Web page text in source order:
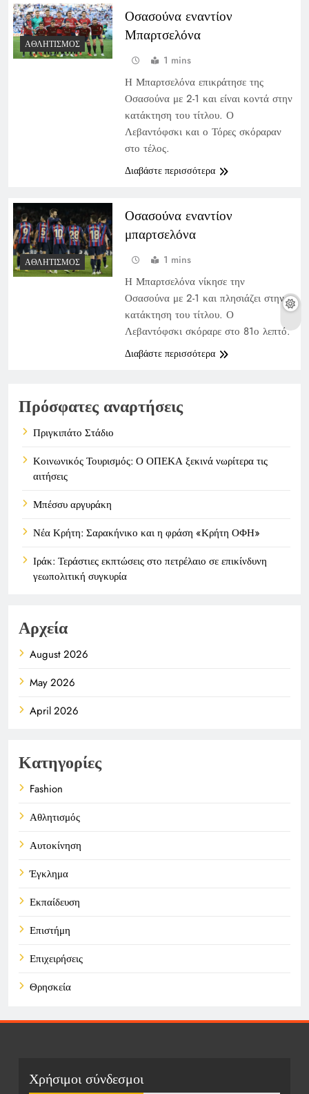
ΑΘΛΗΤΙΣΜΌΣ
Οσασούνα εναντίον
Μπαρτσελόνα
1 mins
Η Μπαρτσελόνα επικράτησε της
Οσασούνα με 2-1 και είναι κοντά στην
κατάκτηση του τίτλου. Ο
Λεβαντόφσκι και ο Τόρες σκόραραν
στο τέλος.
Διαβάστε περισσότερα
ΑΘΛΗΤΙΣΜΌΣ
Οσασούνα εναντίον
μπαρτσελόνα
1 mins
Η Μπαρτσελόνα νίκησε την
Οσασούνα με 2-1 και πλησιάζει στην
κατάκτηση του τίτλου. Ο
Λεβαντόφσκι σκόραρε στο 81ο λεπτό.
Διαβάστε περισσότερα
Πρόσφατες αναρτήσεις
Πριγκιπάτο Στάδιο
Κοινωνικός Τουρισμός: Ο ΟΠΕΚΑ ξεκινά νωρίτερα τις
αιτήσεις
Μπέσσυ αργυράκη
Νέα Κρήτη: Σαρακήνικο και η φράση «Κρήτη ΟΦΗ»
Ιράκ: Τεράστιες εκπτώσεις στο πετρέλαιο σε επικίνδυνη
γεωπολιτική συγκυρία
Αρχεία
August 2026
May 2026
April 2026
Κατηγορίες
Fashion
Αθλητισμός
Αυτοκίνηση
Έγκλημα
Εκπαίδευση
Επιστήμη
Επιχειρήσεις
Θρησκεία
Πολιτική
Χρήσιμοι σύνδεσμοι